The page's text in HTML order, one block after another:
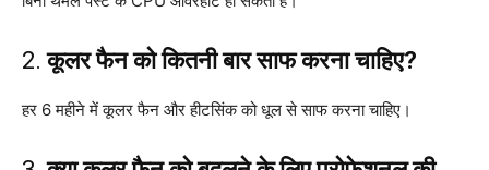
2.कूलर फैन को कितनी बार साफ करना चाहिए?
हर 6 महीने में कूलर फैन और हीटसिंक को धूल से साफ करना चाहिए।